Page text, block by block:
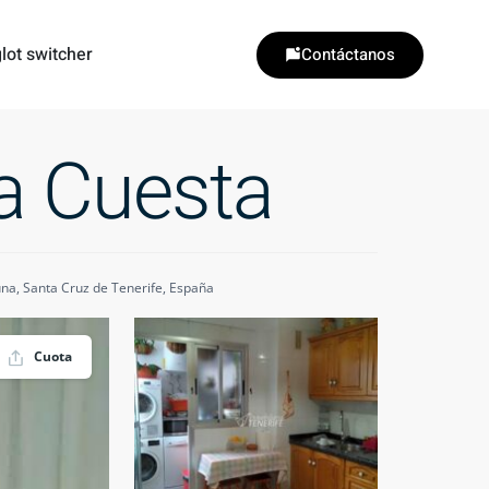
switcher Contáctanos
Cuesta
Santa Cruz de Tenerife, España
Cuota